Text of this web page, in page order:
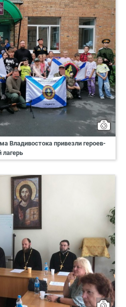
Владивостока привезли героев-